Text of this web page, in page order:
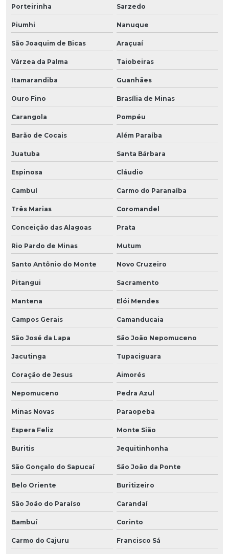
Porteirinha Sarzedo
Piumhi Nanuque
São Joaquim de Bicas Araçuaí
Várzea da Palma Taiobeiras
Itamarandiba Guanhães
Ouro Fino Brasília de Minas
Carangola Pompéu
Barão de Cocais Além Paraíba
Juatuba Santa Bárbara
Espinosa Cláudio
Cambuí Carmo do Paranaíba
Três Marias Coromandel
Conceição das Alagoas Prata
Rio Pardo de Minas Mutum
Santo Antônio do Monte Novo Cruzeiro
Pitangui Sacramento
Mantena Elói Mendes
Campos Gerais Camanducaia
São José da Lapa São João Nepomuceno
Jacutinga Tupaciguara
Coração de Jesus Aimorés
Nepomuceno Pedra Azul
Minas Novas Paraopeba
Espera Feliz Monte Sião
Buritis Jequitinhonha
São Gonçalo do Sapucaí São João da Ponte
Belo Oriente Buritizeiro
São João do Paraíso Carandaí
Bambuí Corinto
Carmo do Cajuru Francisco Sá